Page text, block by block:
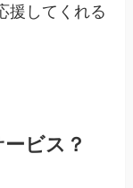
援してくれる
ビス？